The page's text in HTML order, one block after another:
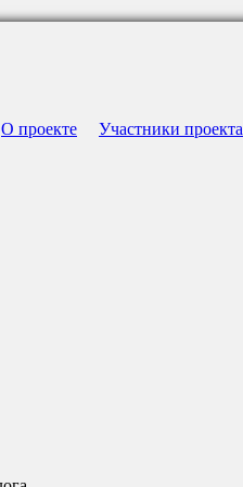
О проекте Участники проекта